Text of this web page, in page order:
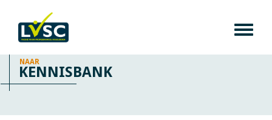
NAAR
KENNISBANK